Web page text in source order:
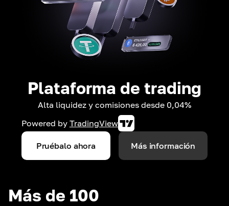
Plataforma de trading
Alta liquidez y comisiones desde 0,04%
Powered by TradingView
Pruébalo ahora Más información
Más de 100